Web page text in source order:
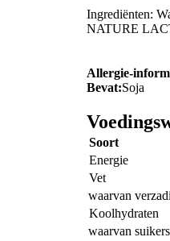
Ingrediënten:
NATURE
Allergie-
Bevat:Soja
Soort
Energie
Vet
waarvan
Koolhydraten
waarvan suikers